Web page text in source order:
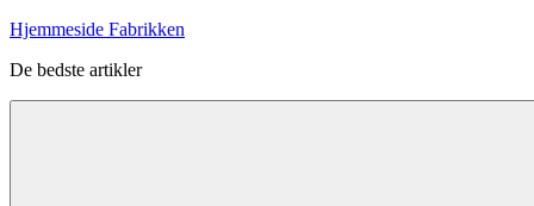
Videre
indhold
Hjemmeside Fabrikken
De bedste artikler